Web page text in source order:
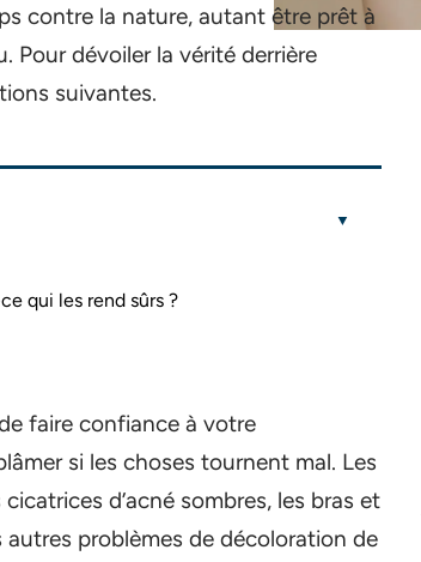
contre la nature, autant être prêt à
Pour dévoiler la vérité derrière
suivantes.
qui les rend sûrs ?
faire confiance à votre
si les choses tournent mal. Les
d’acné sombres, les bras et
problèmes de décoloration de